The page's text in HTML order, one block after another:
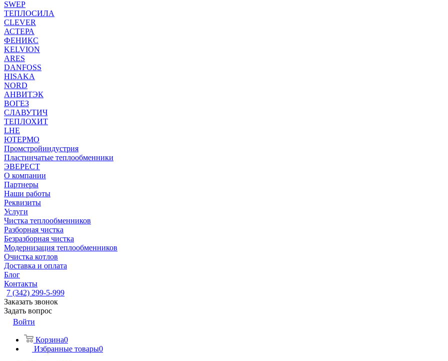
SWEP
ТЕПЛОСИЛА
CLEVER
АСТЕРА
ФЕНИКС
KELVION
ARES
DANFOSS
HISAKA
NORD
АНВИТЭК
ВОГЕЗ
СЛАВУТИЧ
ТЕПЛОХИТ
LHE
ЮТЕРМО
Промстройиндустрия
Пластинчатые теплообменники
ЭВЕРЕСТ
О компании
Партнеры
Наши работы
Реквизиты
Услуги
Чистка теплообменников
Разборная чистка
Безразборная чистка
Модернизация теплообменников
Очистка котлов
Доставка и оплата
Блог
Контакты
7 (342) 299-5-999
Заказать звонок
Задать вопрос
Войти
Корзина0
Избранные товары0